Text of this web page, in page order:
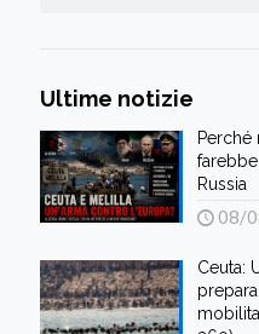
Ultime notizie
Perché
Russia
08/
Ceuta: